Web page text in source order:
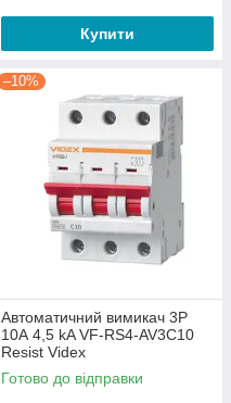
Купити
–10%
Автоматичний вимикач 3P
10А 4,5 kA VF-RS4-AV3C10
Resist Videx
Готово до відправки